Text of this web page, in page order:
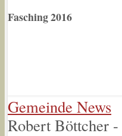
Fasching 2016
Gemeinde News
Robert Böttcher -